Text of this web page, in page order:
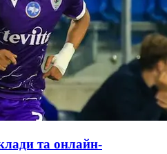
та онлайн-